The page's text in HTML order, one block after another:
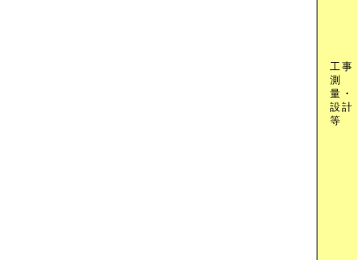
工事
測
量・
設計
等